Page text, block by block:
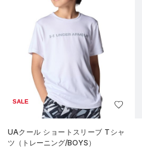
SALE
UAクール ショートスリーブ Tシャ
ツ（トレーニング/BOYS）